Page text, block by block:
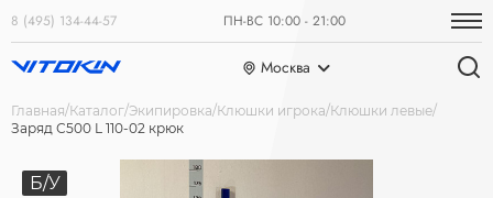
8 (495) 134-44-57 ПН-ВС 10:00 - 21:00
Москва
Главная Каталог Экипировка Клюшки игрока Клюшки левые
Заряд С500 L 110-02 крюк
Б/У